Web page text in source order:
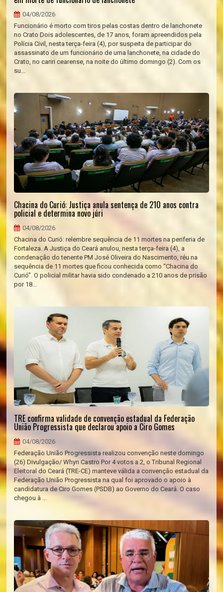
04/08/2026
Funcionário é morto com tiros pelas costas dentro de lanchonete
no Crato Dois adolescentes, de 17 anos, foram apreendidos pela
Polícia Civil, nesta terça-feira (4), por suspeita de participar do
assassinato de um funcionário de uma lanchonete, na cidade do
Crato, no cariri cearense, na noite do último domingo (2). Com os
su...
Chacina do Curió: Justiça anula sentença de 210 anos contra
policial e determina novo júri
04/08/2026
Chacina do Curió: relembre sequência de 11 mortes na periferia de
Fortaleza. A Justiça do Ceará anulou, nesta terça-feira (4), a
condenação do tenente PM José Oliveira do Nascimento, réu na
sequência de 11 mortes que ficou conhecida como “Chacina do
Curió”. O policial militar havia sido condenado a 210 anos de prisão
por 18...
TRE confirma validade de convenção estadual da Federação
União Progressista que declarou apoio a Ciro Gomes
04/08/2026
Federação União Progressista realizou convenção neste domingo
(26) Divulgação/ Whyn Castro Por 4 votos a 2, o Tribunal Regional
Eleitoral do Ceará (TRE-CE) manteve válida a convenção estadual da
Federação União Progressista na qual foi aprovado o apoio à
candidatura de Ciro Gomes (PSDB) ao Governo do Ceará. O caso
chegou à ...